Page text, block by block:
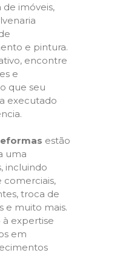
imóveis,
e pintura.
encontre
e
que seu
executado
estão
uma
incluindo
comerciais,
troca de
e muito mais.
à expertise
em